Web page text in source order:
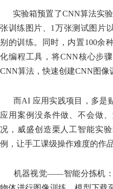
实验箱预置了CNN算法实
张训练图片、1万张测试图片
别的训练。同时，内置100余
化编程工具，将CNN核心步
CNN算法，快速创建CNN图像
而AI 应用实践项目，多是
应用案例没条件做、不会做
况，威盛创造栗人工智能实
例，让手工课级操作难度的作
机器视觉——智能分拣机：